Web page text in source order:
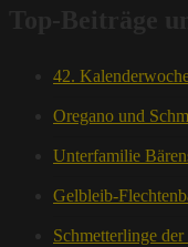
42.
Oregano und
Unterfamilie
Gelbleib-
Schmetterlinge